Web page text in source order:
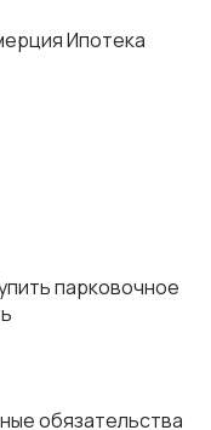
Ипотека
парковочное
обязательства